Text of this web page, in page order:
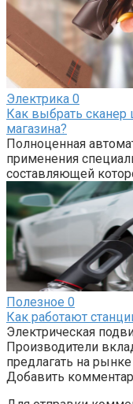
Электрика 0
Как выбрать
магазина?
Полноценная
применения
составляющей
Полезное 0
Как работают
Электрическая
Производители
предлагать на
Добавить